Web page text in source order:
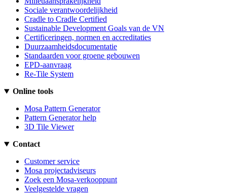
Sociale verantwoordelijkheid
Cradle to Cradle Certified
Sustainable Development Goals van de VN
Certificeringen, normen en accreditaties
Duurzaamheidsdocumentatie
Standaarden voor groene gebouwen
EPD-aanvraag
Re-Tile System
Online tools
Mosa Pattern Generator
Pattern Generator help
3D Tile Viewer
Contact
Customer service
Mosa projectadviseurs
Zoek een Mosa-verkooppunt
Veelgestelde vragen